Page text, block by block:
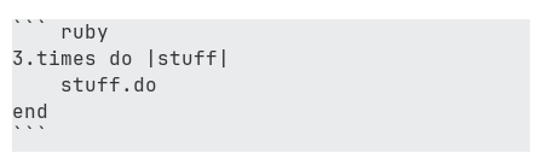
``` ruby
3.times do |stuff|
    stuff.do
end